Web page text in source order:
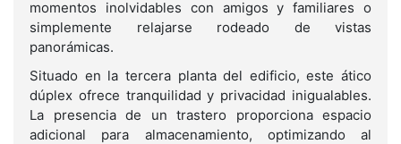
momentos inolvidables con amigos y familiares o
simplemente relajarse rodeado de vistas
panorámicas.
Situado en la tercera planta del edificio, este ático
dúplex ofrece tranquilidad y privacidad inigualables.
La presencia de un trastero proporciona espacio
adicional para almacenamiento, optimizando al